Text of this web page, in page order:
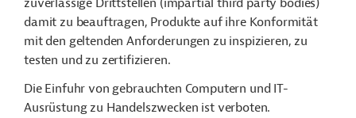
zuverlässige Drittstellen (impartial third party bodies)
damit zu beauftragen, Produkte auf ihre Konformität
mit den geltenden Anforderungen zu inspizieren, zu
testen und zu zertifizieren.
Die Einfuhr von gebrauchten Computern und IT-
Ausrüstung zu Handelszwecken ist verboten.